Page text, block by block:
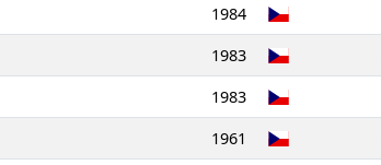
1984
1983
1983
1961